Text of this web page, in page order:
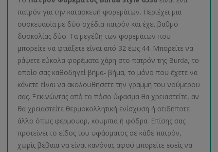
πατρόν για την κατασκευή φορεμάτων. Περιέχει μια
συσκευασία με δύο σχέδια πατρόν και έχει βαθμό
δυσκολίας δύο. Τα μεγέθη των φορεμάτων που
μπορείτε να φτιάξετε είναι από 32 έως 44. Μπορείτε να
ράψετε εύκολα φορέματα χάρη στο πατρόν της Burda, το
οποίο σας καθοδηγεί βήμα- βήμα, το μόνο που έχετε να
κάνετε είναι να ακολουθήσετε την γραμμή του νούμερου
σας. Ξεκινώντας από το πόσο ύφασμα θα χρειαστείτε, αν
θα χρειαστείτε θερμοκολλητική ενίσχυση ή οτιδήποτε
άλλο όπως φερμουάρ, κουμπιά ή φόδρα. Επίσης σας
προτείνει το είδος του υφάσματος σε κάθε πατρόν,
χωρίς βέβαια να είναι κανόνας αφού μπορείτε εσείς να